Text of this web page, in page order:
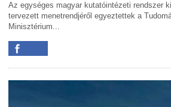
Az egységes magyar kutatóintézeti rendszer
tervezett menetrendjéről egyeztettek a
Minisztérium...